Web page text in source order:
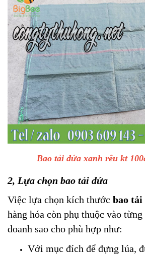
Bao tải dứa xanh rêu kt
2, Lựa chọn bao tải dứa
Việc lựa chọn kích thước bao tải
hàng hóa còn phụ thuộc vào
doanh sao cho phù hợp như:
Với mục đích để đựng lúa,